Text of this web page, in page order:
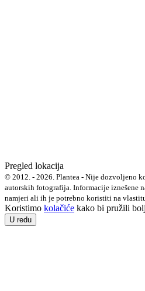
Pregled lokacija
© 2012. - 2026. Plantea - Nije dozvoljeno
autorskih fotografija. Informacije iznešene
namjeri ali ih je potrebno koristiti na
Koristimo kolačiće kako bi pružili
U redu